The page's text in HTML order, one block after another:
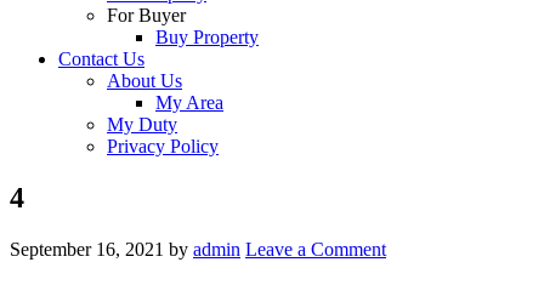
For Buyer
Buy Property
Contact Us
About Us
My Area
My Duty
Privacy Policy
4
September 16, 2021 by admin Leave a Comment